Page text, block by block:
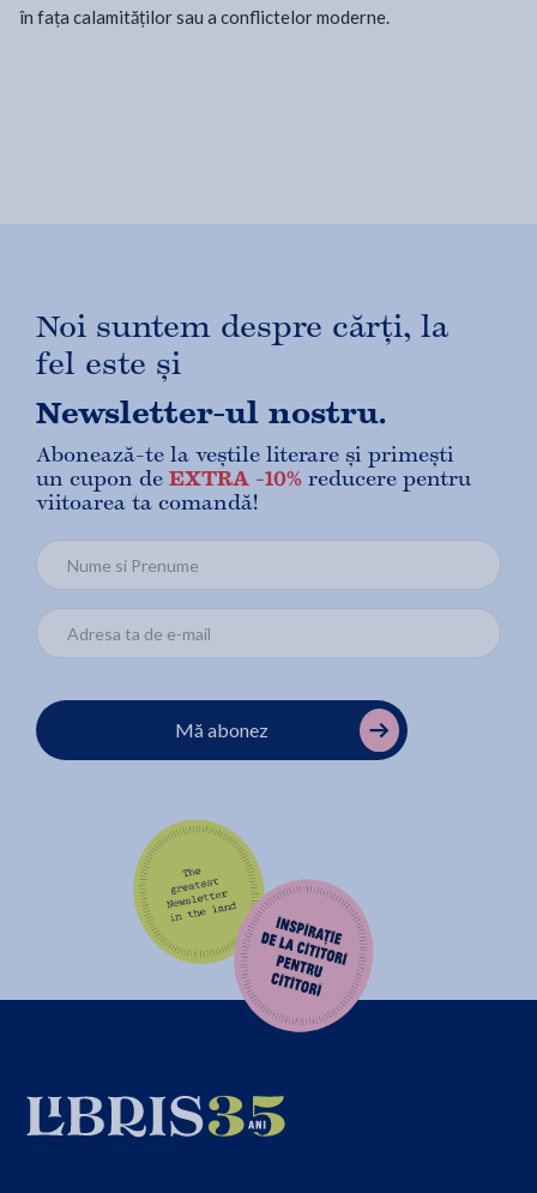
în fața calamităților sau a conflictelor moderne.
Noi suntem despre cărți, la
fel este și
Newsletter-ul nostru.
Abonează-te la veștile literare și primești
un cupon de EXTRA -10% reducere pentru
viitoarea ta comandă!
Mă abonez